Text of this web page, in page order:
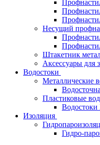
Несущий
Штакетник
Аксессуары для
Водостоки
Металлические
Пластиковые
Изоляция
Гидро-